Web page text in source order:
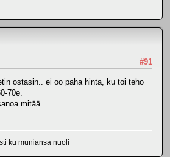
#91
ostasin.. ei oo paha hinta, ku toi teho
70e.
mitää..
ku muniansa nuoli